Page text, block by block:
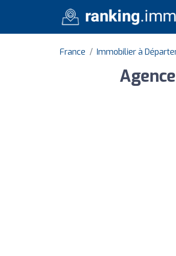
France Immobilier à